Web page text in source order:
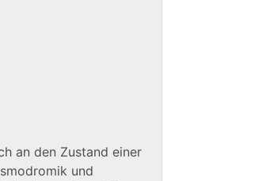
an den Zustand einer
und